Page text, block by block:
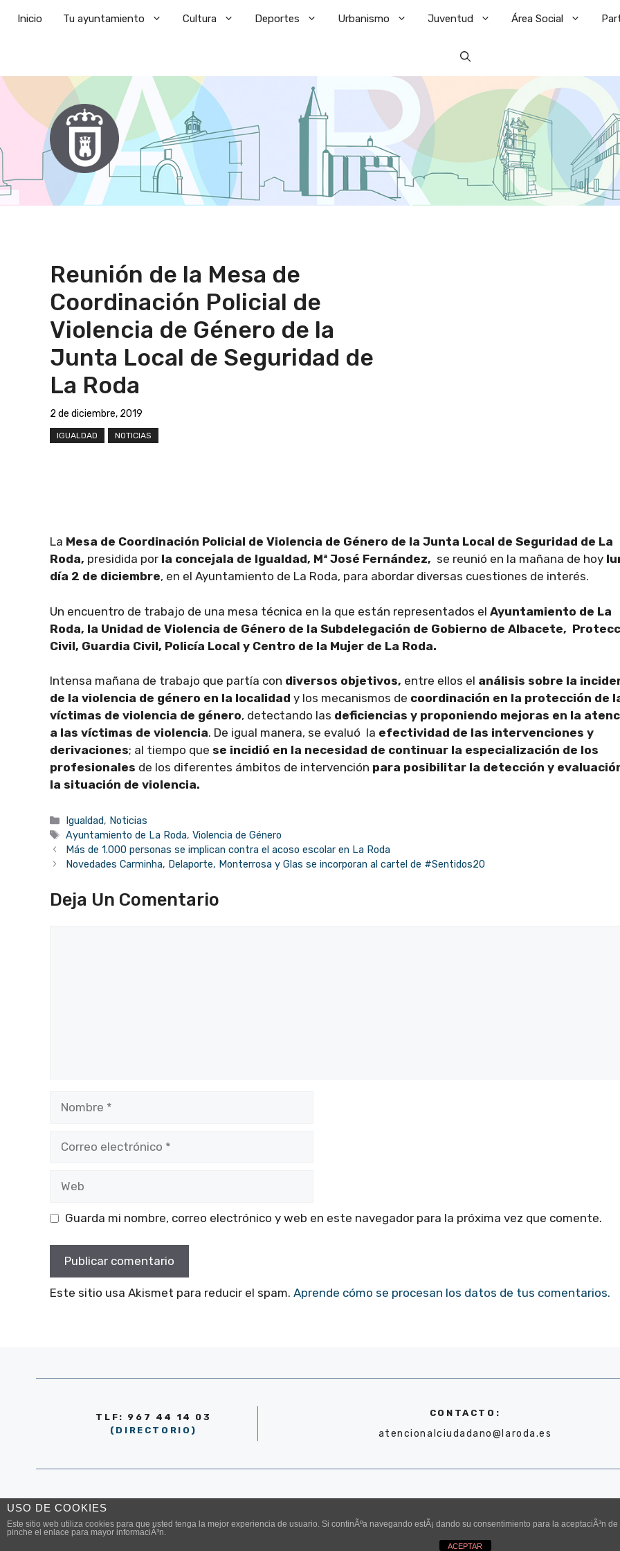
Inicio Tu ayuntamiento Cultura Deportes Urbanismo Juventud Área Social
Reunión de la Mesa de
Coordinación Policial de
Violencia de Género de la
Junta Local de Seguridad de
La Roda
2 de diciembre, 2019
IGUALDAD NOTICIAS
La Mesa de Coordinación Policial de Violencia de Género de la Junta Local de Seguridad de La
Roda, presidida por la concejala de Igualdad, Mª José Fernández, se reunió en la mañana de hoy
día 2 de diciembre, en el Ayuntamiento de La Roda, para abordar diversas cuestiones de interés.
Un encuentro de trabajo de una mesa técnica en la que están representados el Ayuntamiento de La
Roda, la Unidad de Violencia de Género de la Subdelegación de Gobierno de Albacete,
Civil, Guardia Civil, Policía Local y Centro de la Mujer de La Roda.
Intensa mañana de trabajo que partía con diversos objetivos, entre ellos el análisis sobre la
de la violencia de género en la localidad y los mecanismos de coordinación en la protección de
víctimas de violencia de género, detectando las deficiencias y proponiendo mejoras en la
a las víctimas de violencia. De igual manera, se evaluó la efectividad de las intervenciones y
derivaciones; al tiempo que se incidió en la necesidad de continuar la especialización de los
profesionales de los diferentes ámbitos de intervención para posibilitar la detección y
la situación de violencia.
Categorías
Igualdad, Noticias
Etiquetas
Ayuntamiento de La Roda,Violencia de Género
Más de 1.000 personas se implican contra el acoso escolar en La Roda
Novedades Carminha, Delaporte, Monterrosa y Glas se incorporan al cartel de #Sentidos20
Deja Un Comentario
Guarda mi nombre, correo electrónico y web en este navegador para la próxima vez que comente.
Este sitio usa Akismet para reducir el spam. Aprende cómo se procesan los datos de tus comentarios.
TLF: 967 44 14 03
(DIRECTORIO)
CONTACTO:
atencionalciudadano@laroda.es
© AYUNTAMIENTO DE LA RODA 2026
USO DE COOKIES
Este sitio web utiliza cookies para que usted tenga la mejor experiencia de usuario. Si continÃºa navegando estÃ¡ dando su consentimiento para la aceptaciÃ³n
pinche el enlace para mayor informaciÃ³n.
ACEPTAR